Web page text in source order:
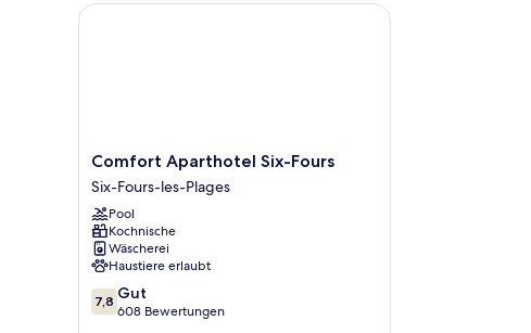
Comfort
Aparthotel
Six-
Fours
Six-
Fours-
les-
Plages
Comfort Aparthotel Six-Fours
Six-Fours-les-Plages
Pool
Kochnische
Wäscherei
Haustiere erlaubt
7.8
von
7,8 Gut
608 Bewertungen
Comfort Aparthotel Six-Fours